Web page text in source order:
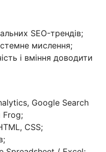
SEO-трендів;
мислення;
і вміння доводити
Google Search
Frog;
CSS;